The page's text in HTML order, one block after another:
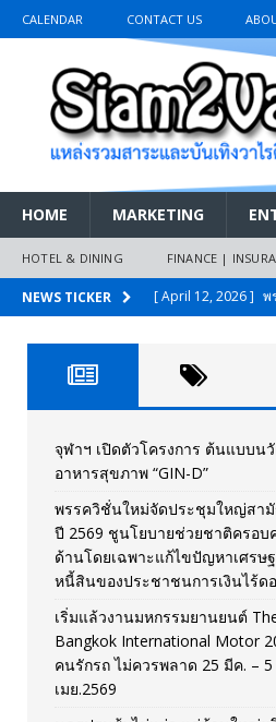
CALENDAR CONTACT US
HOME MARKETING
HOTEL & DINING FINANCE |
NEWS TICKER [ April 12, 2026 ] พ
[ March 26, 2026 ]
เมย.2569
AUTO
[ February 10,
วันที่สายอนุรักษ์นิยมเ
[ November 26,
[ April 30, 2026 ] จุ
จุฬาฯ เปิดตัวโครงการ ต้นแบบน
อาหารสุขภาพ “GIN-D”
พรรควิชั่นใหม่จัดประชุมใหญ่สา
ปี 2569 ชูนโยบายช่วยชาติครอบ
ด้านโดยเฉพาะแก้ไขปัญหาเศรษ
หนี้สินของประชาชนการเงินไร้ด
เริ่มแล้วงานมหกรรมยานยนต์
Bangkok International Motor
คนรักรถ ไม่ควรพลาด 25 มีค. – 5
เมย.2569